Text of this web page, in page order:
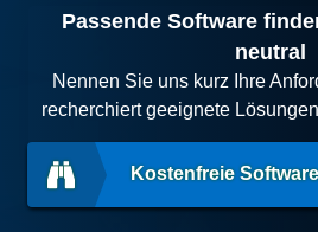
Passende Software
neutral
Nennen Sie uns kurz Ihre
recherchiert geeignete
Kostenfreie